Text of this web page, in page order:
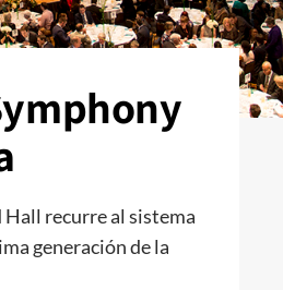
recurre al sistema
generación de la